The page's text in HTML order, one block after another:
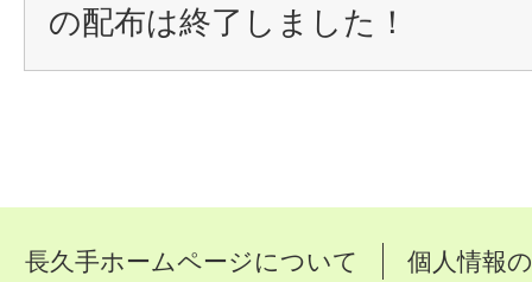
の配布は終了しました！
長久手ホームページについて
個人情報